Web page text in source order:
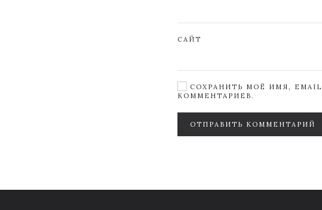
САЙТ
СОХРАНИТЬ МОЁ ИМЯ,
КОММЕНТАРИЕВ.
ОТПРАВИТЬ КОММЕНТАРИЙ